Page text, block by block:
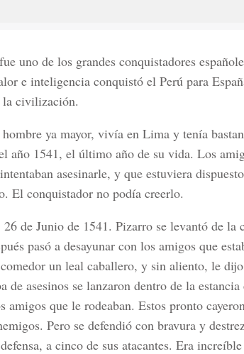
uno de los grandes conquistadores
e inteligencia conquistó el Perú para
civilización.
ya mayor, vivía en Lima y tenía
año 1541, el último año de su vida. Los
asesinarle, y que estuviera
El conquistador no podía creerlo.
de Junio de 1541. Pizarro se levantó de la
pasó a desayunar con los amigos que
un leal caballero, y sin aliento, le
de asesinos se lanzaron dentro de la
amigos que le rodeaban. Estos pronto
Pero se defendió con bravura y
a cinco de sus atacantes. Era